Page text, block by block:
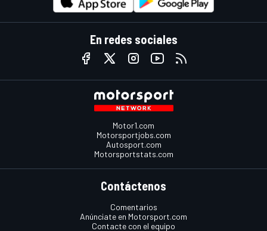
En redes sociales
Motor1.com
Motorsportjobs.com
Autosport.com
Motorsportstats.com
Contáctenos
Comentarios
Anúnciate en Motorsport.com
Contacte con el equipo